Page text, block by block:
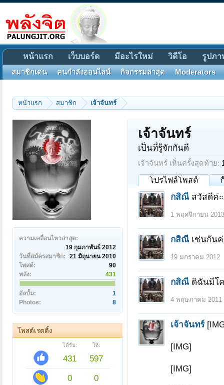
หน้าแรก สมาชิก เจ้าจันทร์
ความเคลื่อนไหวล่าสุด:
19 กุมภาพันธ์ 2012
วันที่สมัครสมาชิก:
21 มิถุนายน 2010
โพสต์:
90
พลัง:
431
อัลบั้ม:
1
Photos:
8
โพสต์เรตติ้ง
ได้รับ: ให้:
431
597
0
0
เจ้าจันทร์
เป็นที่รู้จักกันดี
เจ้าจันทร์ เห็นครั้งสุดท้าย:
โปรไฟล์โพสต์
กสิณี สวัสดีค่
1 พฤศจิกายน 2013
กสิณี เช่นกัน
19 มกราคม 2012
กสิณี ดิฉันมีโ
4 พฤษภาคม 2011
เจ้าจันทร์
[IMG]
[IMG]
หน้าแรก เว็บบอร์ด มีอะไรใหม่ วิดีโอ รูปภา
สมาชิกเด่น คนกำลังออนไลน์ กิจกรรมล่าสุด Moderators